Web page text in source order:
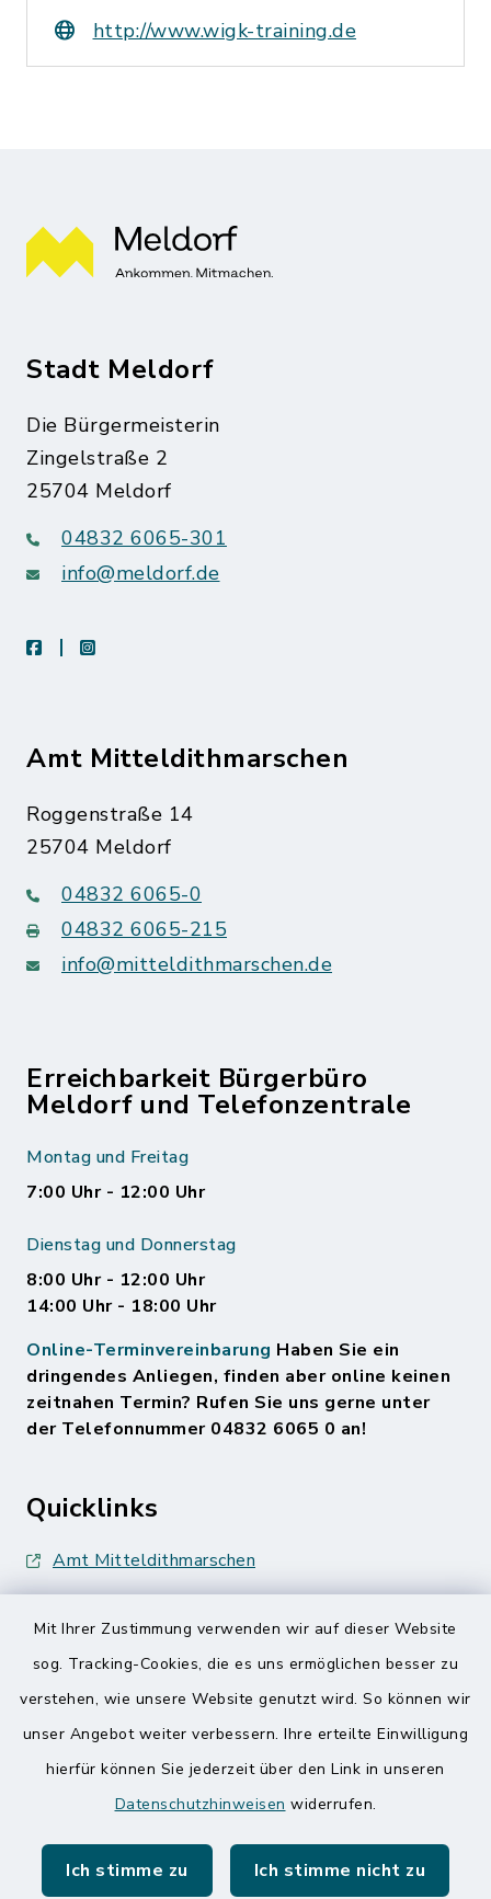
Mit Ihrer Zustimmung verwenden wir auf dieser Website
sog. Tracking-Cookies, die es uns ermöglichen besser zu
verstehen, wie unsere Website genutzt wird. So können wir
unser Angebot weiter verbessern. Ihre erteilte Einwilligung
hierfür können Sie jederzeit über den Link in unseren
Datenschutzhinweisen widerrufen.
Ich stimme zu Ich stimme nicht zu
http://www.wigk-training.de
Stadt Meldorf
Die Bürgermeisterin
Zingelstraße 2
25704 Meldorf
04832 6065-301
info@meldorf.de
facebookinstagram
Amt Mitteldithmarschen
Roggenstraße 14
25704 Meldorf
04832 6065-0
04832 6065-215
info@mitteldithmarschen.de
Erreichbarkeit Bürgerbüro
Meldorf und Telefonzentrale
Montag und Freitag
7:00 Uhr - 12:00 Uhr
Dienstag und Donnerstag
8:00 Uhr - 12:00 Uhr
14:00 Uhr - 18:00 Uhr
Online-Terminvereinbarung Haben Sie ein
dringendes Anliegen, finden aber online keinen
zeitnahen Termin? Rufen Sie uns gerne unter
der Telefonnummer 04832 6065 0 an!
Quicklinks
Amt Mitteldithmarschen
Nationalpark Wattenmeer
Kontakt
Barrierefreiheit